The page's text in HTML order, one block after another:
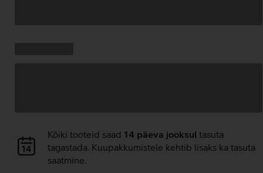
Andmete
laadimine
Kõiki tooteid saad 14 päeva jooksul tasuta
tagastada. Kuupakkumistele kehtib lisaks ka tasuta
saatmine.